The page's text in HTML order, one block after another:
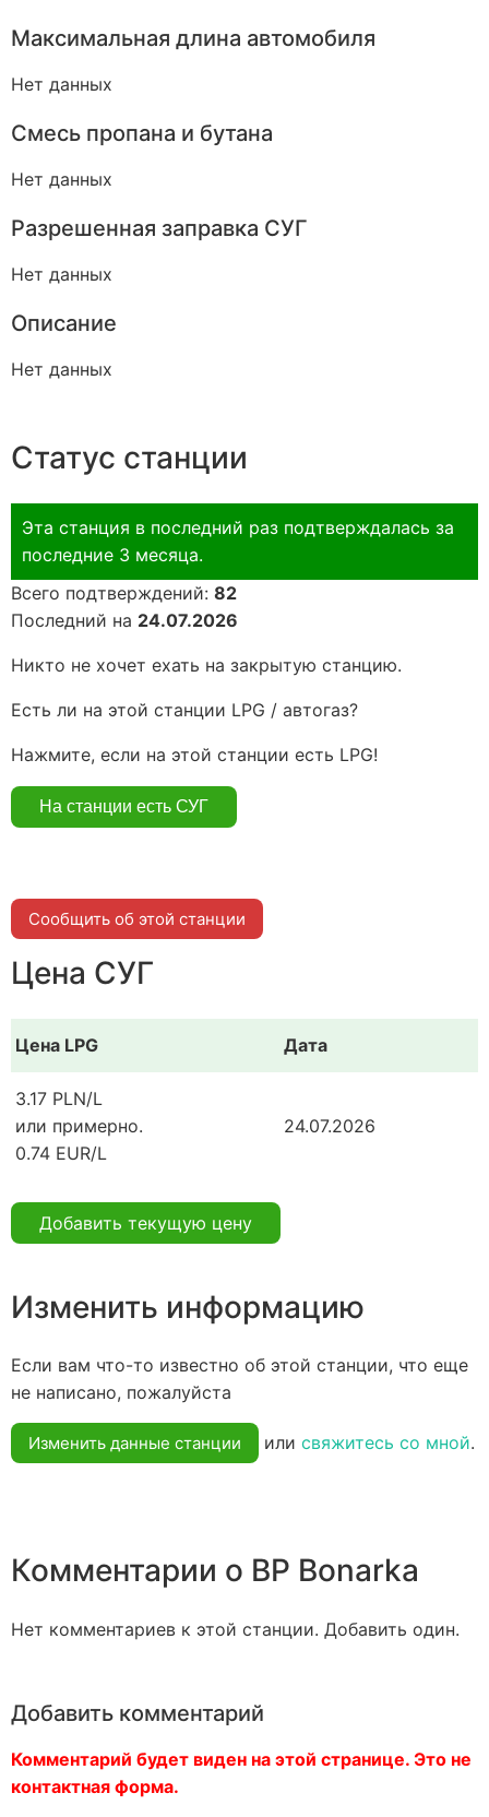
Максимальная длина автомобиля
Нет данных
Смесь пропана и бутана
Нет данных
Разрешенная заправка СУГ
Нет данных
Описание
Нет данных
Статус станции
Эта станция в последний раз подтверждалась за
последние 3 месяца.
Всего подтверждений: 82
Последний на 24.07.2026
Никто не хочет ехать на закрытую станцию.
Есть ли на этой станции LPG / автогаз?
Нажмите, если на этой станции есть LPG!
Сообщить об этой станции
Цена СУГ
Цена LPG Дата
3.17 PLN/L
или примерно.
0.74 EUR/L
24.07.2026
Добавить текущую цену
Изменить информацию
Если вам что-то известно об этой станции, что еще
не написано, пожалуйста
Изменить данные станции или свяжитесь со мной.
Комментарии о BP Bonarka
Нет комментариев к этой станции. Добавить один.
Добавить комментарий
Комментарий будет виден на этой странице. Это не
контактная форма.